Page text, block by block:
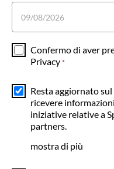
Confermo di aver
Privacy *
Resta aggiornato
ricevere
iniziative relative a
partners.
mostra di più